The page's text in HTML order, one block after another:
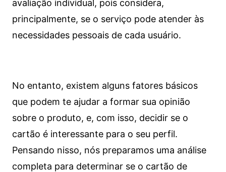
avaliação individual, pois considera,
principalmente, se o serviço pode atender às
necessidades pessoais de cada usuário.
No entanto, existem alguns fatores básicos
que podem te ajudar a formar sua opinião
sobre o produto, e, com isso, decidir se o
cartão é interessante para o seu perfil.
Pensando nisso, nós preparamos uma análise
completa para determinar se o cartão de